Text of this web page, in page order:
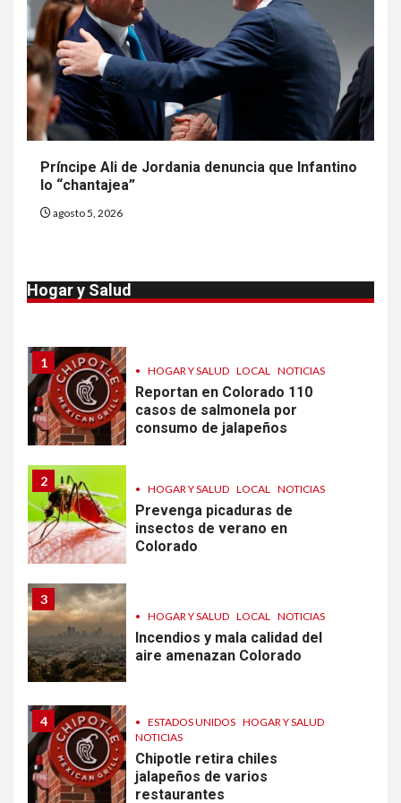
Príncipe Ali de Jordania denuncia que Infantino
lo “chantajea”
agosto 5, 2026
Hogar y Salud
NOTICIAS
EE. UU. reporta sus primeras
dos muertes por Cyclospora
en Michigan
9
ESTADOS UNIDOS
HOGAR Y SALUD
NOTICIAS
Más casos de sarampión en
por parásito que causa
1
• HOGAR Y SALUD LOCAL NOTICIAS
Reportan en Colorado 110
casos de salmonela por
consumo de jalapeños
2
• HOGAR Y SALUD LOCAL NOTICIAS
Prevenga picaduras de
insectos de verano en
Colorado
3
• HOGAR Y SALUD LOCAL NOTICIAS
Incendios y mala calidad del
aire amenazan Colorado
4 • ESTADOS UNIDOS HOGAR Y SALUD
NOTICIAS
Chipotle retira chiles
jalapeños de varios
restaurantes